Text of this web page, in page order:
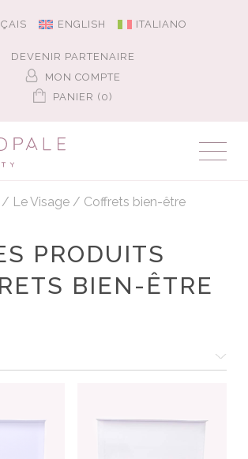
ENGLISH ITALIANO
DEVENIR PARTENAIRE
MON COMPTE
PANIER (0)
/ Le Visage / Coffrets bien-être
PRODUITS
BIEN-ÊTRE